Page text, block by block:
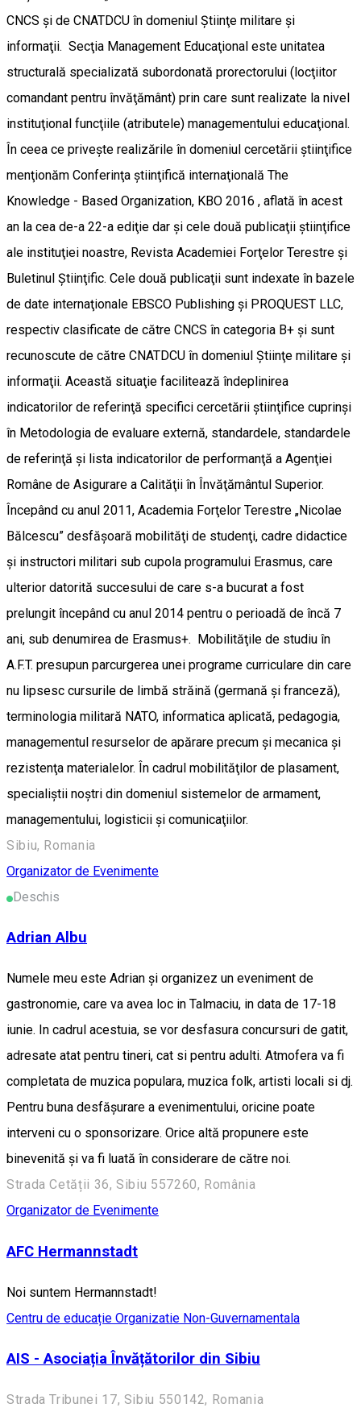
CNCS şi de CNATDCU în domeniul Ştiinţe militare şi
informaţii. Secţia Management Educaţional este unitatea
structurală specializată subordonată prorectorului (locţiitor
comandant pentru învăţământ) prin care sunt realizate la nivel
instituţional funcţiile (atributele) managementului educaţional.
În ceea ce priveşte realizările în domeniul cercetării ştiinţifice
menţionăm Conferinţa ştiinţifică internaţională The
Knowledge - Based Organization, KBO 2016 , aflată în acest
an la cea de-a 22-a ediţie dar şi cele două publicaţii ştiinţifice
ale instituţiei noastre, Revista Academiei Forţelor Terestre şi
Buletinul Ştiinţific. Cele două publicaţii sunt indexate în bazele
de date internaţionale EBSCO Publishing şi PROQUEST LLC,
respectiv clasificate de către CNCS în categoria B+ şi sunt
recunoscute de către CNATDCU în domeniul Ştiinţe militare şi
informaţii. Această situaţie facilitează îndeplinirea
indicatorilor de referinţă specifici cercetării ştiinţifice cuprinşi
în Metodologia de evaluare externă, standardele, standardele
de referinţă şi lista indicatorilor de performanţă a Agenţiei
Române de Asigurare a Calităţii în Învăţământul Superior.
Începând cu anul 2011, Academia Forţelor Terestre „Nicolae
Bălcescu” desfăşoară mobilităţi de studenţi, cadre didactice
şi instructori militari sub cupola programului Erasmus, care
ulterior datorită succesului de care s-a bucurat a fost
prelungit începând cu anul 2014 pentru o perioadă de încă 7
ani, sub denumirea de Erasmus+. Mobilităţile de studiu în
A.F.T. presupun parcurgerea unei programe curriculare din care
nu lipsesc cursurile de limbă străină (germană şi franceză),
terminologia militară NATO, informatica aplicată, pedagogia,
managementul resurselor de apărare precum şi mecanica şi
rezistenţa materialelor. În cadrul mobilităţilor de plasament,
specialiştii noştri din domeniul sistemelor de armament,
managementului, logisticii şi comunicaţiilor.
Sibiu, Romania
Organizator de Evenimente
Deschis
Adrian Albu
Numele meu este Adrian și organizez un eveniment de
gastronomie, care va avea loc in Talmaciu, in data de 17-18
iunie. In cadrul acestuia, se vor desfasura concursuri de gatit,
adresate atat pentru tineri, cat si pentru adulti. Atmofera va fi
completata de muzica populara, muzica folk, artisti locali si dj.
Pentru buna desfășurare a evenimentului, oricine poate
interveni cu o sponsorizare. Orice altă propunere este
binevenită și va fi luată în considerare de către noi.
Strada Cetății 36, Sibiu 557260, România
Organizator de Evenimente
AFC Hermannstadt
Noi suntem Hermannstadt!
Centru de educație Organizatie Non-Guvernamentala
AIS - Asociația Învățătorilor din Sibiu
Strada Tribunei 17, Sibiu 550142, Romania